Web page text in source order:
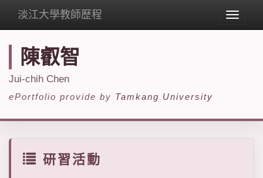
Toggle
淡江大學教師歷程
陳叡智
Jui-chih Chen
ePortfolio provide by Tamkang University
研習活動